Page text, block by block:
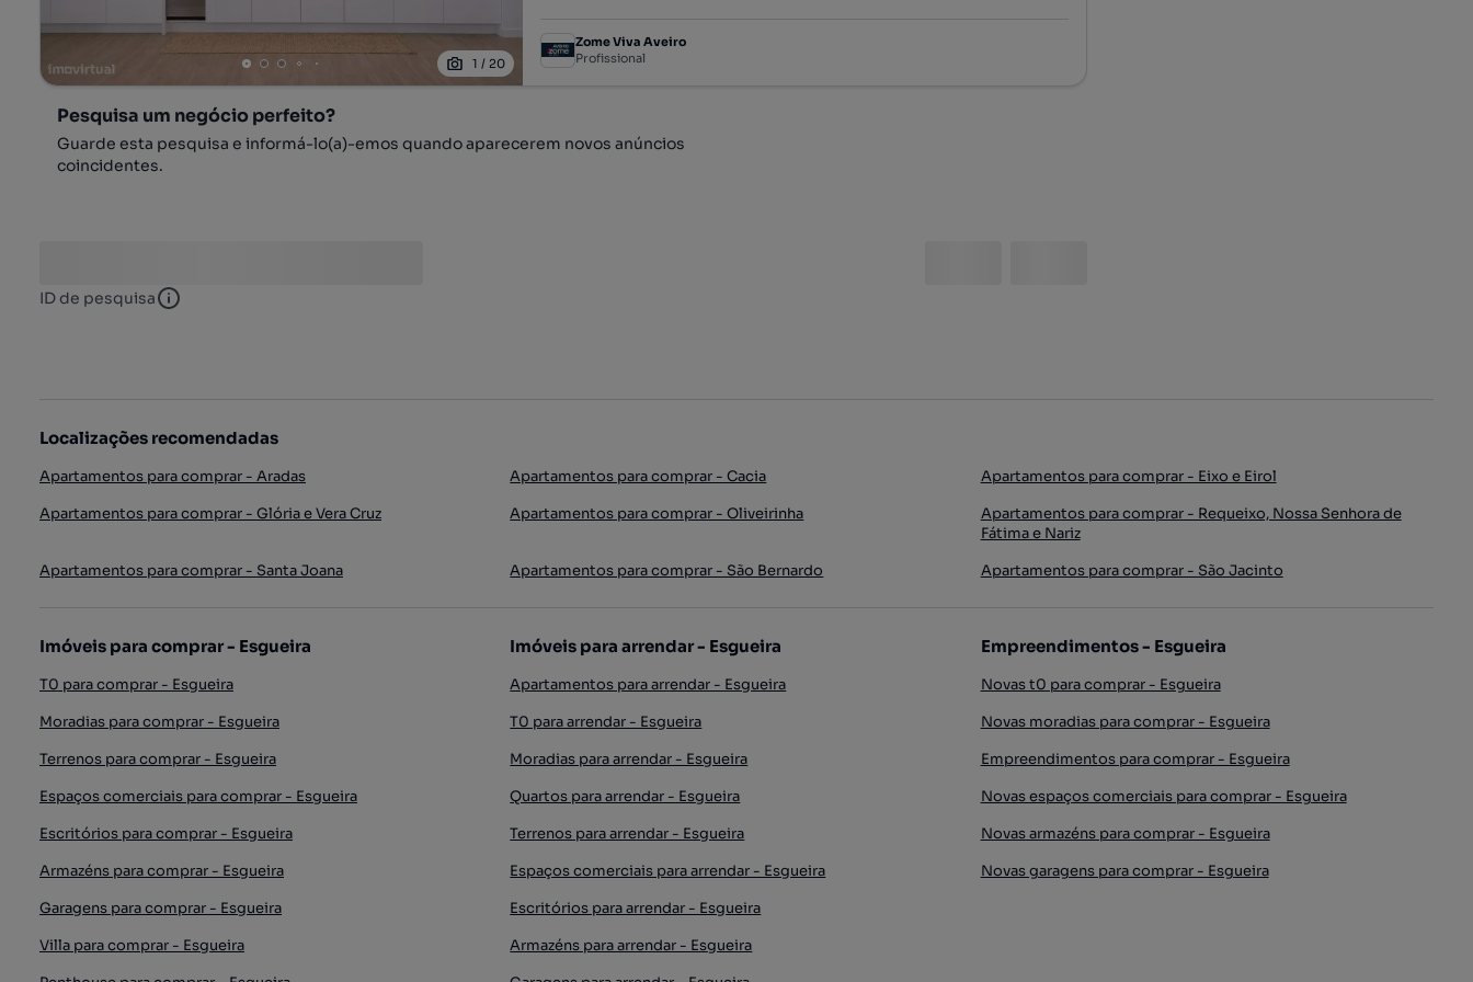
1 / 20
Zome Viva Aveiro
Profissional
Pesquisa um negócio perfeito?
Guarde esta pesquisa e informá-lo(a)-emos quando aparecerem novos anúncios
coincidentes.
ID de pesquisa ID de pesquisa
Localizações recomendadas
Apartamentos para comprar - Aradas Apartamentos para comprar - Cacia
Apartamentos para comprar - Eixo e Eirol
Apartamentos para comprar - Glória e Vera Cruz
Apartamentos para comprar - Oliveirinha
Apartamentos para comprar - Requeixo, Nossa Senhora de
Fátima e Nariz
Apartamentos para comprar - Santa Joana
Apartamentos para comprar - São Bernardo Apartamentos para comprar - São Jacinto
Imóveis para comprar - Esgueira
T0 para comprar - Esgueira
Moradias para comprar - Esgueira
Terrenos para comprar - Esgueira
Espaços comerciais para comprar - Esgueira
Escritórios para comprar - Esgueira
Armazéns para comprar - Esgueira
Garagens para comprar - Esgueira
Villa para comprar - Esgueira
Imóveis para arrendar - Esgueira
Apartamentos para arrendar - Esgueira
T0 para arrendar - Esgueira
Moradias para arrendar - Esgueira
Quartos para arrendar - Esgueira
Terrenos para arrendar - Esgueira
Espaços comerciais para arrendar - Esgueira
Escritórios para arrendar - Esgueira
Armazéns para arrendar - Esgueira
Empreendimentos - Esgueira
Novas t0 para comprar - Esgueira
Novas moradias para comprar - Esgueira
Empreendimentos para comprar - Esgueira
Novas espaços comerciais para comprar - Esgueira
Novas armazéns para comprar - Esgueira
Novas garagens para comprar - Esgueira